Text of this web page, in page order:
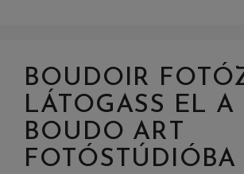
BOUDOIR
LÁTOGASS EL A
BOUDO ART
FOTÓSTÚDIÓBA